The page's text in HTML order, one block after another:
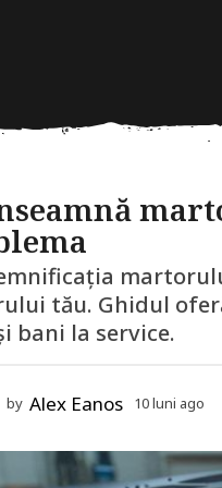
tău. Ghidul
bani la service.
by Alex Eanos 10 luni ago
u